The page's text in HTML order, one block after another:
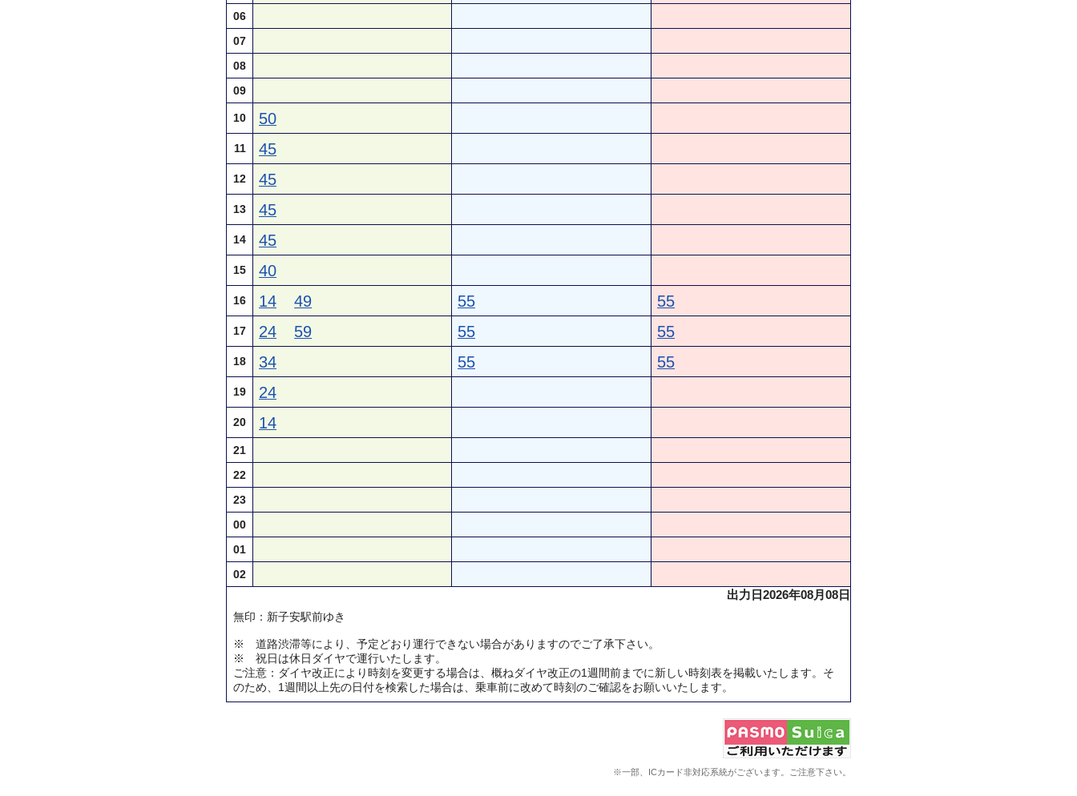
06
07
08
09
10 50
11 45
12 45
13 45
14 45
15 40
16 14 49 55 55
17 24 59 55 55
18 34 55 55
19 24
20 14
21
22
23
00
01
02
出力日2026年08月08日
無印：新子安駅前ゆき
※ 道路渋滞等により、予定どおり運行できない場合がありますのでご了承下さい。
※ 祝日は休日ダイヤで運行いたします。
ご注意：ダイヤ改正により時刻を変更する場合は、概ねダイヤ改正の1週間前までに新しい時刻表を掲載いたします。そ
のため、1週間以上先の日付を検索した場合は、乗車前に改めて時刻のご確認をお願いいたします。
※一部、ICカード非対応系統がございます。ご注意下さい。